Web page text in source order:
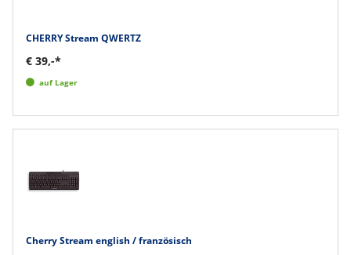
CHERRY Stream QWERTZ
€ 39,-*
auf Lager
Cherry Stream english / französisch